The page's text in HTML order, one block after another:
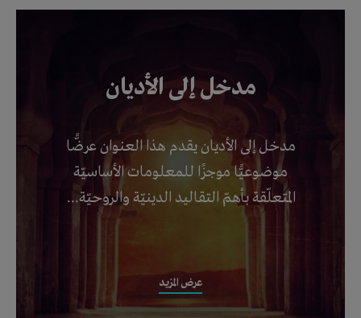
مدخل إلى الأديان
مدخل إلى الأديان يقدم هذا العنوان عرضًّا
موضوعيًّا موجزًا للمعلومات الأساسيّة
المتعلّقة بأهمّ التقاليد الدينيّة والروحيّة...
عرض المزيد